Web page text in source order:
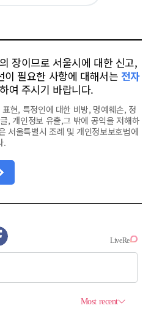
장이므로 서울시에 대한 신고,
필요한 사항에 대해서는 전자
하여 주시기 바랍니다.
현, 특정인에 대한 비방, 명예훼손, 정
, 개인정보 유출,그 밖에 공익을 저해하
서울특별시 조례 및 개인정보보호법에
.